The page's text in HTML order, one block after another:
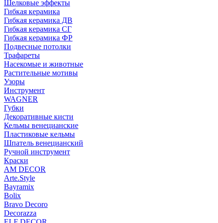
Шелковые эффекты
Гибкая керамика
Гибкая керамика ДВ
Гибкая керамика СГ
Гибкая керамика ФР
Подвесные потолки
Трафареты
Насекомые и животные
Растительные мотивы
Узоры
Инструмент
WAGNER
Губки
Декоративные кисти
Кельмы венецианские
Пластиковые кельмы
Шпатель венецианский
Ручной инструмент
Краски
AM DECOR
Arte.Style
Bayramix
Bolix
Bravo Decoro
Decorazza